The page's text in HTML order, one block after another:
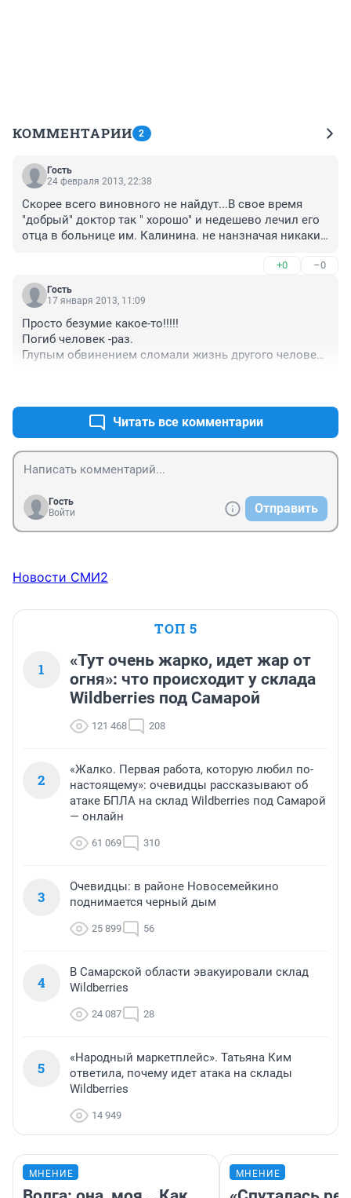
КОММЕНТАРИИ 2
Гость
24 февраля 2013, 22:38
Скорее всего виновного не найдут...В свое время
"добрый" доктор так " хорошо" и недешево лечил его
отца в больнице им. Калинина. не нанзначая никаких
даже в известных мировых клиниках.Очень -очень
жаль, ведь они помогали многим и не заслужили
такой жуткой участи. Человеческая зависть не знает
только не его жена, это было ясно сразу.Протянули
время расследования почти год...
+0 –0
Гость
17 января 2013, 11:09
Просто безумие какое-то!!!!!
Погиб человек -раз.
Глупым обвинением сломали жизнь другого человека
Самара становится крайне не комфортным местом
для жизни человека.
Читать все комментарии
Гость
Войти
Отправить
Новости СМИ2
ТОП 5
1
«Тут очень жарко, идет жар от
огня»: что происходит у склада
Wildberries под Самарой
121 468 208
2
«Жалко. Первая работа, которую любил по-
настоящему»: очевидцы рассказывают об
атаке БПЛА на склад Wildberries под Самарой
— онлайн
61 069 310
3
Очевидцы: в районе Новосемейкино
поднимается черный дым
25 899 56
4
В Самарской области эвакуировали склад
Wildberries
24 087 28
5
«Народный маркетплейс». Татьяна Ким
ответила, почему идет атака на склады
Wildberries
14 949
МНЕНИЕ МНЕНИЕ